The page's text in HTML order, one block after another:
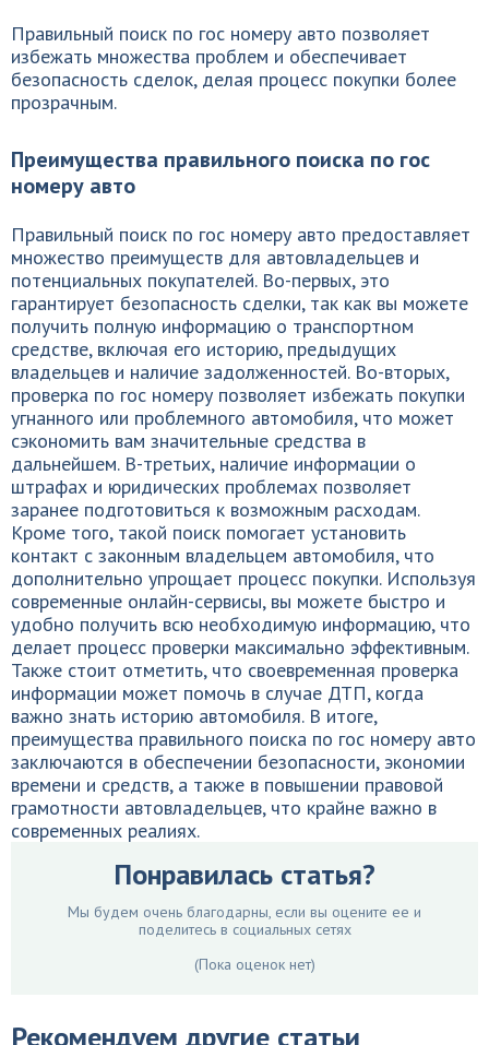
Правильный поиск по гос номеру авто позволяет
избежать множества проблем и обеспечивает
безопасность сделок, делая процесс покупки более
прозрачным.
Преимущества правильного поиска по гос
номеру авто
Правильный поиск по гос номеру авто предоставляет
множество преимуществ для автовладельцев и
потенциальных покупателей. Во-первых, это
гарантирует безопасность сделки, так как вы можете
получить полную информацию о транспортном
средстве, включая его историю, предыдущих
владельцев и наличие задолженностей. Во-вторых,
проверка по гос номеру позволяет избежать покупки
угнанного или проблемного автомобиля, что может
сэкономить вам значительные средства в
дальнейшем. В-третьих, наличие информации о
штрафах и юридических проблемах позволяет
заранее подготовиться к возможным расходам.
Кроме того, такой поиск помогает установить
контакт с законным владельцем автомобиля, что
дополнительно упрощает процесс покупки. Используя
современные онлайн-сервисы, вы можете быстро и
удобно получить всю необходимую информацию, что
делает процесс проверки максимально эффективным.
Также стоит отметить, что своевременная проверка
информации может помочь в случае ДТП, когда
важно знать историю автомобиля. В итоге,
преимущества правильного поиска по гос номеру авто
заключаются в обеспечении безопасности, экономии
времени и средств, а также в повышении правовой
грамотности автовладельцев, что крайне важно в
современных реалиях.
Понравилась статья?
Мы будем очень благодарны, если вы оцените ее и
поделитесь в социальных сетях
(Пока оценок нет)
Рекомендуем другие статьи